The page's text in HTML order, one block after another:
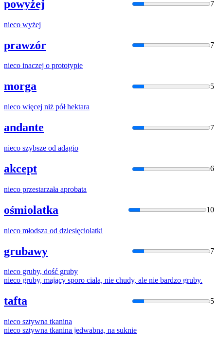
powyżej 7
nieco wyżej
prawzór 7
nieco inaczej o prototypie
morga 5
nieco więcej niż pół hektara
andante 7
nieco szybsze od adagio
akcept 6
nieco przestarzała aprobata
ośmiolatka 10
nieco młodsza od dziesięciolatki
grubawy 7
nieco gruby, dość gruby
nieco gruby, mający sporo ciała, nie chudy, ale nie bardzo gruby.
tafta 5
nieco sztywna tkanina
nieco sztywna tkanina jedwabna, na suknie